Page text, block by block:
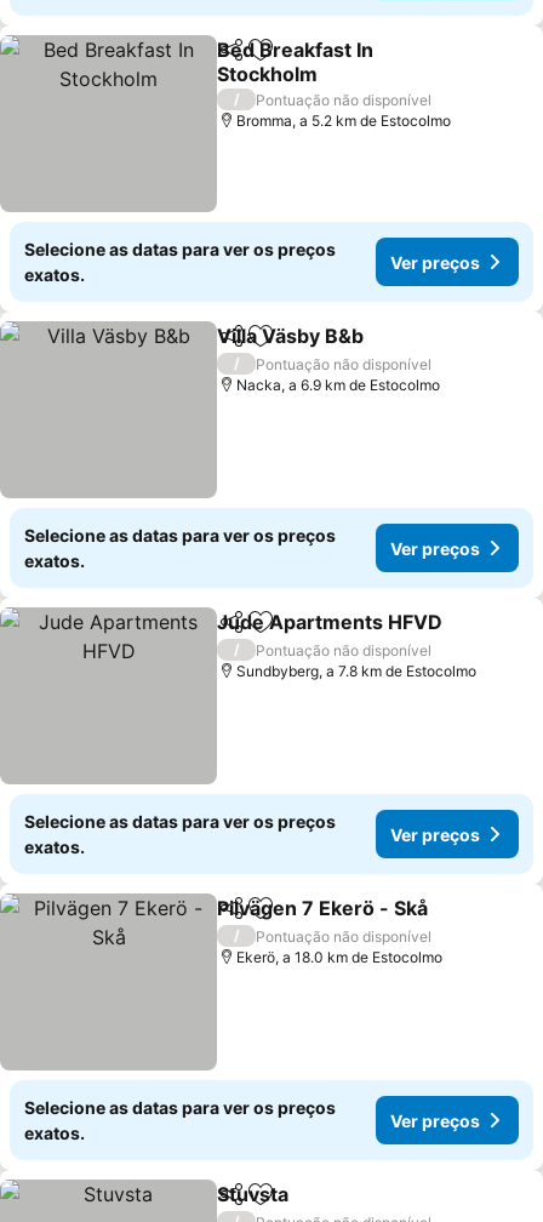
PartilharAdicionar aos favoritos
Bed Breakfast In
Stockholm
/
Pontuação não disponível
Bromma, a 5.2 km de Estocolmo
Selecione as datas para ver os preços
exatos.
Ver preços
PartilharAdicionar aos favoritos
Villa Väsby B&b
/
Pontuação não disponível
Nacka, a 6.9 km de Estocolmo
Selecione as datas para ver os preços
exatos.
Ver preços
PartilharAdicionar aos favoritos
Jude Apartments HFVD
/
Pontuação não disponível
Sundbyberg, a 7.8 km de Estocolmo
Selecione as datas para ver os preços
exatos.
Ver preços
PartilharAdicionar aos favoritos
Pilvägen 7 Ekerö - Skå
/
Pontuação não disponível
Ekerö, a 18.0 km de Estocolmo
Selecione as datas para ver os preços
exatos.
Ver preços
PartilharAdicionar aos favoritos
Stuvsta